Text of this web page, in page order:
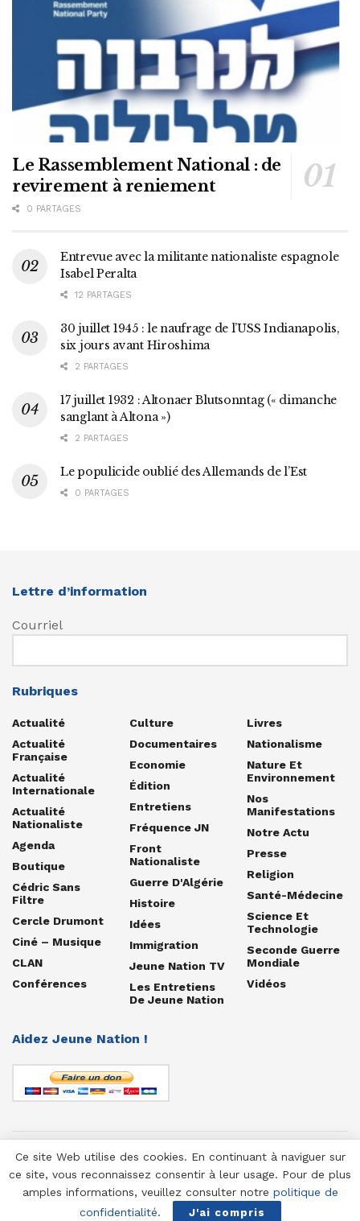
Le Rassemblement National : de
revirement à reniement
0 PARTAGES
Entrevue avec la militante nationaliste espagnole
Isabel Peralta
12 PARTAGES
30 juillet 1945 : le naufrage de l’USS Indianapolis,
six jours avant Hiroshima
2 PARTAGES
17 juillet 1932 : Altonaer Blutsonntag (« dimanche
sanglant à Altona »)
2 PARTAGES
Le populicide oublié des Allemands de l’Est
0 PARTAGES
Lettre d’information
Courriel
Rubriques
Actualité
Actualité
Française
Actualité
Internationale
Actualité
Nationaliste
Agenda
Boutique
Cédric Sans
Filtre
Cercle Drumont
Ciné – Musique
CLAN
Conférences
Culture
Documentaires
Economie
Édition
Entretiens
Fréquence JN
Front
Nationaliste
Guerre D'Algérie
Histoire
Idées
Immigration
Jeune Nation TV
Les Entretiens
De Jeune Nation
Livres
Nationalisme
Nature Et
Environnement
Nos
Manifestations
Notre Actu
Presse
Religion
Santé-Médecine
Science Et
Technologie
Seconde Guerre
Mondiale
Vidéos
Aidez Jeune Nation !
© 1958-2025 Jeune Nation
Ce site Web utilise des cookies. En continuant à naviguer sur
ce site, vous reconnaissez consentir à leur usage. Pour de plus
amples informations, veuillez consulter notre politique de
confidentialité. J'ai compris